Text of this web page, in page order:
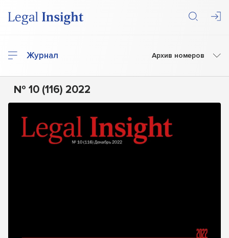
Журнал Архив номеров
№ 10 (116) 2022